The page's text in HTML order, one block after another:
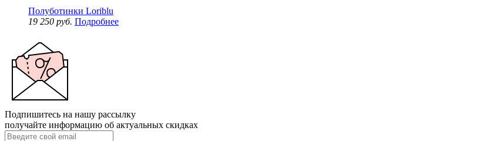
Полуботинки Loriblu
19 250 руб. Подробнее
Подпишитесь на нашу рассылку
получайте информацию об актуальных скидках